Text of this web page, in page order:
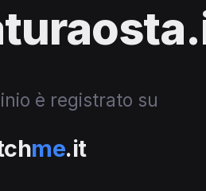
è registrato su
me.it